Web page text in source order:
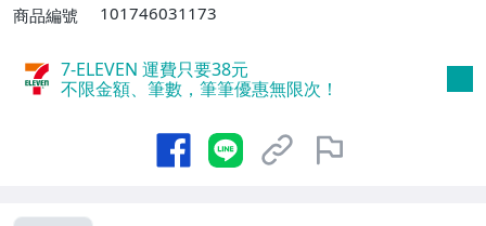
商品編號
101746031173
7-ELEVEN 運費只要38元
不限金額、筆數，筆筆優惠無限次！